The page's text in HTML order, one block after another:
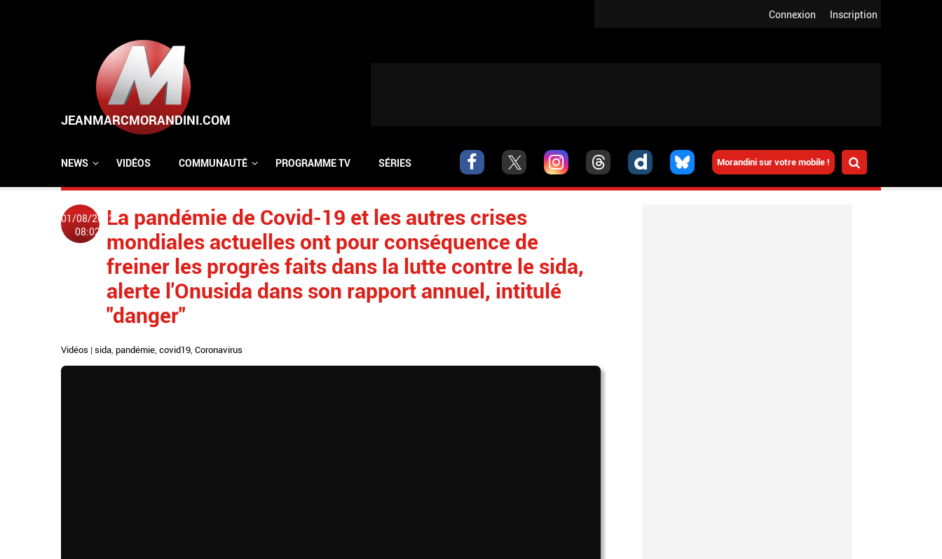
Inscription
Connexion
Morandini sur votre mobile !
NEWS VIDÉOS COMMUNAUTÉ PROGRAMME TV SÉRIES
01/08/2022
08:02
La pandémie de Covid-19 et les autres crises
mondiales actuelles ont pour conséquence de
freiner les progrès faits dans la lutte contre le sida,
alerte l'Onusida dans son rapport annuel, intitulé
"danger"
Vidéos | sida, pandémie, covid19, Coronavirus